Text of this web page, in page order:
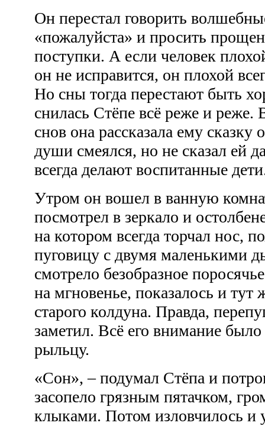
Он перестал говорить
«пожалуйста» и просить
поступки. А если человек
он не исправится, он плохой
Но сны тогда перестают быть
снилась Стёпе всё реже и реже.
снов она рассказала ему
души смеялся, но не сказал ей
всегда делают воспитанные
Утром он вошел в ванную
посмотрел в зеркало и
на котором всегда торчал нос,
пуговицу с двумя маленькими
смотрело безобразное
на мгновенье, показалось и тут
старого колдуна. Правда,
заметил. Всё его внимание
рыльцу.
«Сон», – подумал Стёпа и
засопело грязным пятачком,
клыками. Потом изловчилось и